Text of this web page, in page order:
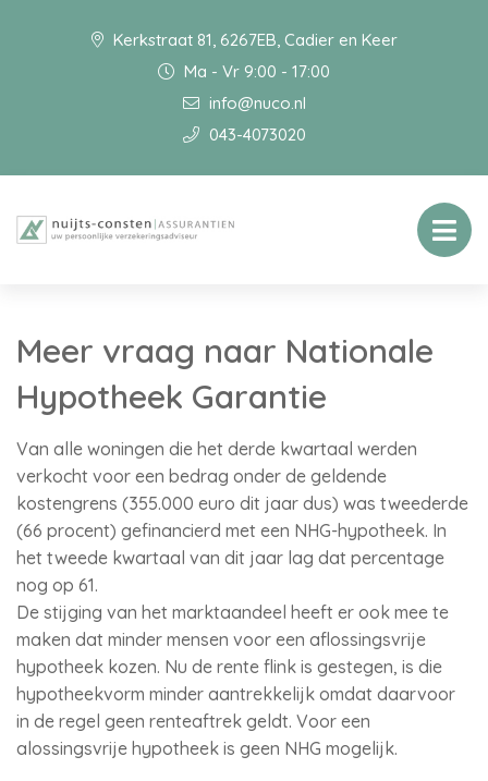
Kerkstraat 81, 6267EB, Cadier en Keer
Ma - Vr 9:00 - 17:00
info@nuco.nl
043-4073020
Meer vraag naar Nationale
Hypotheek Garantie
Van alle woningen die het derde kwartaal werden
verkocht voor een bedrag onder de geldende
kostengrens (355.000 euro dit jaar dus) was tweederde
(66 procent) gefinancierd met een NHG-hypotheek. In
het tweede kwartaal van dit jaar lag dat percentage
nog op 61.
De stijging van het marktaandeel heeft er ook mee te
maken dat minder mensen voor een aflossingsvrije
hypotheek kozen. Nu de rente flink is gestegen, is die
hypotheekvorm minder aantrekkelijk omdat daarvoor
in de regel geen renteaftrek geldt. Voor een
alossingsvrije hypotheek is geen NHG mogelijk.